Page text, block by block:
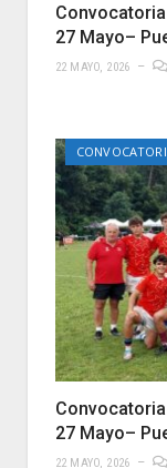
27 Mayo–
22 MAYO, 2026
27 Mayo–
22 MAYO, 2026